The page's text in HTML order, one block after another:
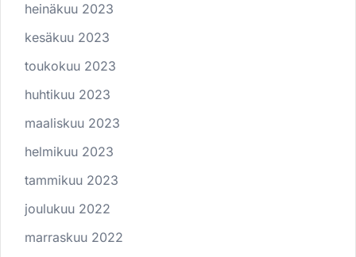
heinäkuu 2023
kesäkuu 2023
toukokuu 2023
huhtikuu 2023
maaliskuu 2023
helmikuu 2023
tammikuu 2023
joulukuu 2022
marraskuu 2022